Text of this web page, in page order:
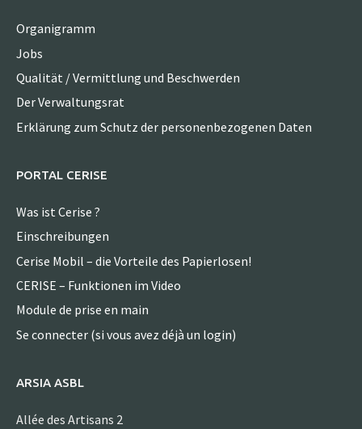
Organigramm
Jobs
Qualität / Vermittlung und Beschwerden
Der Verwaltungsrat
Erklärung zum Schutz der personenbezogenen Daten
PORTAL CERISE
Was ist Cerise ?
Einschreibungen
Cerise Mobil – die Vorteile des Papierlosen!
CERISE – Funktionen im Video
Module de prise en main
Se connecter (si vous avez déjà un login)
ARSIA ASBL
Allée des Artisans 2